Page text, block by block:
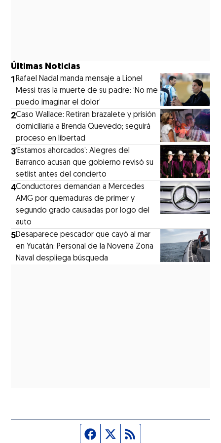
Últimas Noticias
1Rafael Nadal manda mensaje a Lionel
Messi tras la muerte de su padre: ‘No me
puedo imaginar el dolor’
2Caso Wallace: Retiran brazalete y prisión
domiciliaria a Brenda Quevedo; seguirá
proceso en libertad
3‘Estamos ahorcados’: Alegres del
Barranco acusan que gobierno revisó su
setlist antes del concierto
4Conductores demandan a Mercedes
AMG por quemaduras de primer y
segundo grado causadas por logo del
auto
5Desaparece pescador que cayó al mar
en Yucatán: Personal de la Novena Zona
Naval despliega búsqueda
Página de Facebook
Fuente Twitter